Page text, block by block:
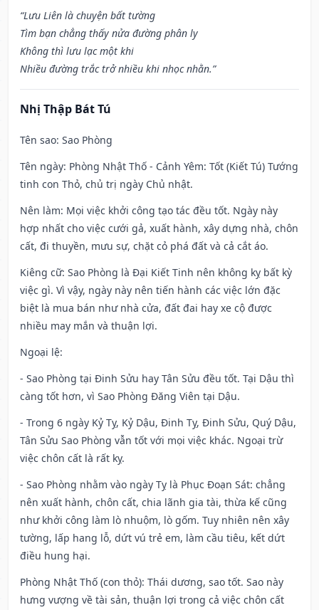
“Lưu Liên là chuyện bất tường
Tìm bạn chẳng thấy nửa đường phân ly
Không thì lưu lạc một khi
Nhiều đường trắc trở nhiều khi nhọc nhằn.”
Nhị Thập Bát Tú
Tên sao: Sao Phòng
Tên ngày: Phòng Nhật Thố - Cảnh Yêm: Tốt (Kiết Tú) Tướng
tinh con Thỏ, chủ trị ngày Chủ nhật.
Nên làm: Mọi việc khởi công tạo tác đều tốt. Ngày này
hợp nhất cho việc cưới gả, xuất hành, xây dựng nhà, chôn
cất, đi thuyền, mưu sự, chặt cỏ phá đất và cả cắt áo.
Kiêng cữ: Sao Phòng là Đại Kiết Tinh nên không kỵ bất kỳ
việc gì. Vì vậy, ngày này nên tiến hành các việc lớn đặc
biệt là mua bán như nhà cửa, đất đai hay xe cộ được
nhiều may mắn và thuận lợi.
Ngoại lệ:
- Sao Phòng tại Đinh Sửu hay Tân Sửu đều tốt. Tại Dậu thì
càng tốt hơn, vì Sao Phòng Đăng Viên tại Dậu.
- Trong 6 ngày Kỷ Tỵ, Kỷ Dậu, Đinh Tỵ, Đinh Sửu, Quý Dậu,
Tân Sửu Sao Phòng vẫn tốt với mọi việc khác. Ngoại trừ
việc chôn cất là rất kỵ.
- Sao Phòng nhằm vào ngày Tỵ là Phục Đoạn Sát: chẳng
nên xuất hành, chôn cất, chia lãnh gia tài, thừa kế cũng
như khởi công làm lò nhuộm, lò gốm. Tuy nhiên nên xây
tường, lấp hang lỗ, dứt vú trẻ em, làm cầu tiêu, kết dứt
điều hung hại.
Phòng Nhật Thố (con thỏ): Thái dương, sao tốt. Sao này
hưng vượng về tài sản, thuận lợi trong cả việc chôn cất